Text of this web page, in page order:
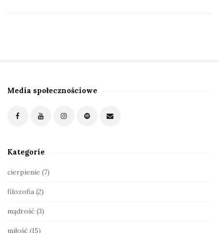
S
d
a
Media społecznościowe
Kategorie
cierpienie (7)
filozofia (2)
mądrość (3)
miłość (15)